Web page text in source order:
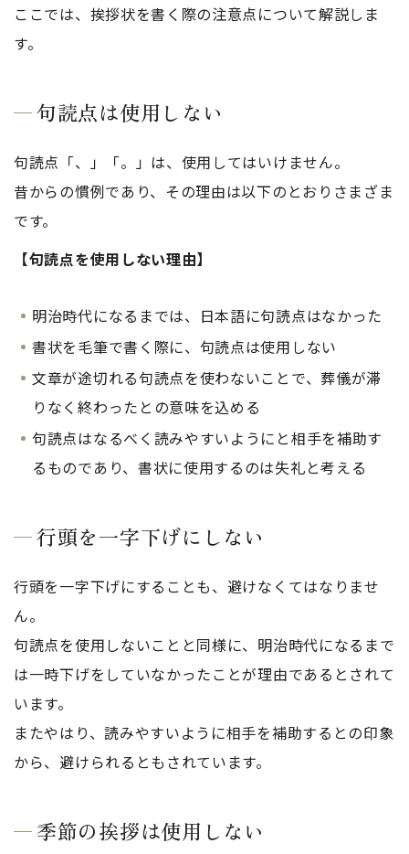
ここでは、挨拶状を書く際の注意点について解説しま
す。
句読点は使用しない
句読点「、」「。」は、使用してはいけません。
昔からの慣例であり、その理由は以下のとおりさまざま
です。
【句読点を使用しない理由】
明治時代になるまでは、日本語に句読点はなかった
書状を毛筆で書く際に、句読点は使用しない
文章が途切れる句読点を使わないことで、葬儀が滞
りなく終わったとの意味を込める
句読点はなるべく読みやすいようにと相手を補助す
るものであり、書状に使用するのは失礼と考える
行頭を一字下げにしない
行頭を一字下げにすることも、避けなくてはなりませ
ん。
句読点を使用しないことと同様に、明治時代になるまで
は一時下げをしていなかったことが理由であるとされて
います。
またやはり、読みやすいように相手を補助するとの印象
から、避けられるともされています。
季節の挨拶は使用しない